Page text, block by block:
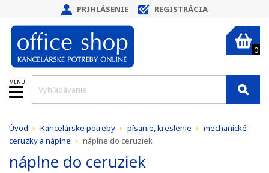
PRIHLÁSENIE REGISTRÁCIA
0
MENU
Úvod Kancelárske potreby písanie, kreslenie
mechanické
ceruzky a náplne
náplne do ceruziek
náplne do ceruziek